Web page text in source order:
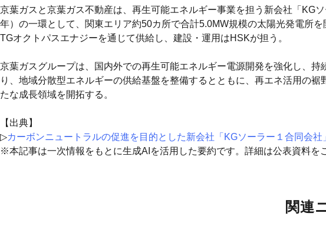
京葉ガスと京葉ガス不動産は、再生可能エネルギー事業を担う新会社「KG
年）の一環として、関東エリア約50カ所で合計5.0MW規模の太陽光発電所
TGオクトパスエナジーを通じて供給し、建設・運用はHSKが担う。
京葉ガスグループは、国内外での再生可能エネルギー電源開発を強化し、
り、地域分散型エネルギーの供給基盤を整備するとともに、再エネ活用の
たな成長領域を開拓する。
【出典】
▷カーボンニュートラルの促進を目的とした新会社「KGソーラー１合同会社
※本記事は一次情報をもとに生成AIを活用した要約です。詳細は公表資料を
関連